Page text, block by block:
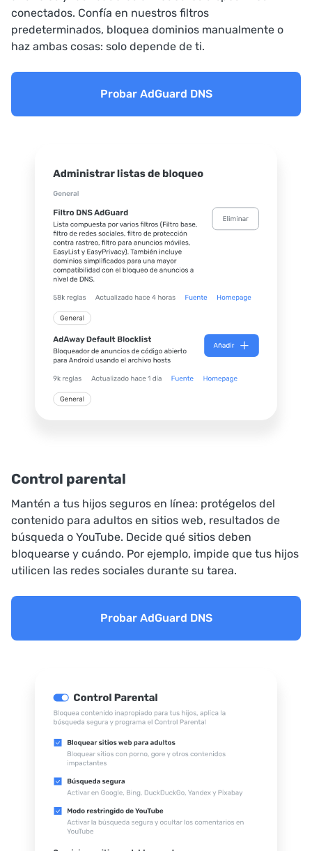
conectados. Confía en nuestros filtros
predeterminados, bloquea dominios manualmente o
haz ambas cosas: solo depende de ti.
Probar AdGuard DNS
Control parental
Mantén a tus hijos seguros en línea: protégelos del
contenido para adultos en sitios web, resultados de
búsqueda o YouTube. Decide qué sitios deben
bloquearse y cuándo. Por ejemplo, impide que tus hijos
utilicen las redes sociales durante su tarea.
Probar AdGuard DNS